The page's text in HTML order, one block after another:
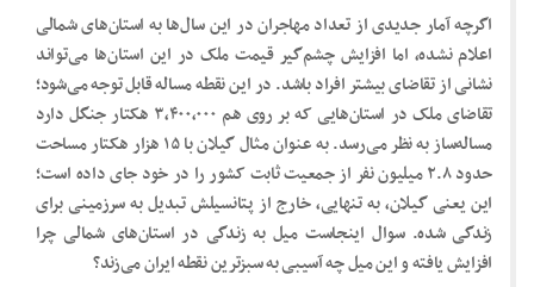
اگرچه آمار جدیدی از تعداد مهاجران در این سال‌ها به استان‌های شمالی
اعلام نشده، اما افزایش چشم‌گیر قیمت ملک در این استان‌ها می‌تواند
نشانی از تقاضای بیشتر افراد باشد. در این نقطه مساله قابل توجه می‌شود؛
تقاضای ملک در استان‌هایی که بر روی هم ۳٬۴۰۰٬۰۰۰ هکتار جنگل دارد
مساله‌ساز به نظر می‌رسد. به عنوان مثال گیلان با ۱۵ هزار هکتار مساحت
حدود ۲.۸ میلیون نفر از جمعیت ثابت کشور را در خود جای داده است؛
این یعنی گیلان، به تنهایی، خارج از پتانسیلش تبدیل به سرزمینی برای
زندگی شده. سوال اینجاست میل به زندگی در استان‌های شمالی چرا
افزایش یافته و این میل چه آسیبی به سبزترین نقطه ایران می‌زند؟